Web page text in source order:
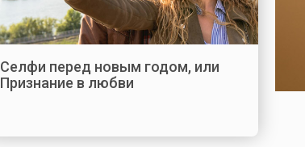
Селфи перед новым годом, или
Признание в любви